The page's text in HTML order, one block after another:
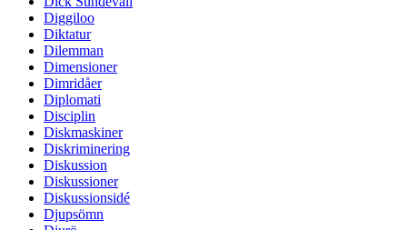
Diggiloo
Diktatur
Dilemman
Dimensioner
Dimridåer
Diplomati
Disciplin
Diskmaskiner
Diskriminering
Diskussion
Diskussioner
Diskussionsidé
Djupsömn